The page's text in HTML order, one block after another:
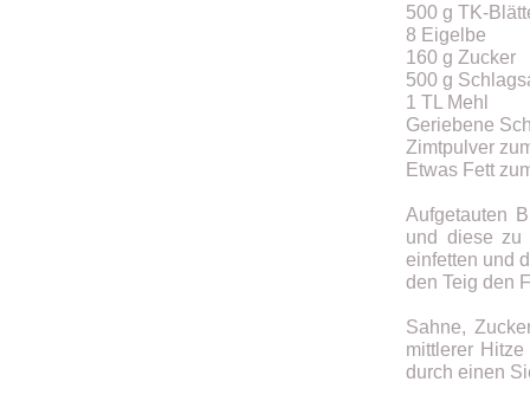
500 g TK-
8 Eigelbe
160 g Zucker
500 g
1 TL Mehl
Geriebene
Zimtpulver
Etwas Fett
Aufgetauten
und diese zu
einfetten und
den Teig den
Sahne,
mittlerer
durch einen